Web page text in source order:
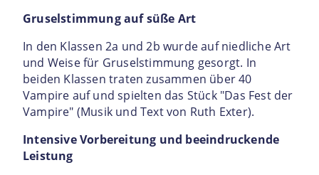
Gruselstimmung auf süße Art
In den Klassen 2a und 2b wurde auf niedliche Art
und Weise für Gruselstimmung gesorgt. In
beiden Klassen traten zusammen über 40
Vampire auf und spielten das Stück "Das Fest der
Vampire" (Musik und Text von Ruth Exter).
Intensive Vorbereitung und beeindruckende
Leistung